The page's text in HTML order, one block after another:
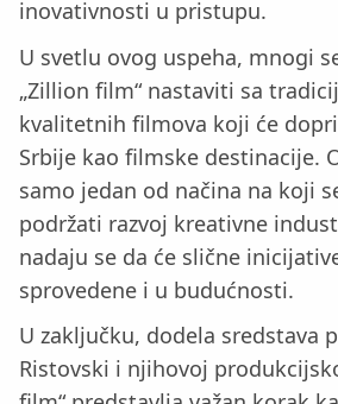
inovativnosti u pristupu.
U svetlu ovog uspeha, mnogi
„Zillion film“ nastaviti sa
kvalitetnih filmova koji će
Srbije kao filmske destinacije.
samo jedan od načina na koji
podržati razvoj kreativne
nadaju se da će slične
sprovedene i u budućnosti.
U zaključku, dodela sredstava
Ristovski i njihovoj